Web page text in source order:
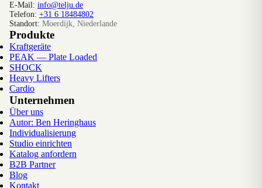
E-Mail: info@telju.de
Telefon: +31 6 18484802
Standort: Moerdijk, Niederlande
Produkte
Kraftgeräte
PEAK — Plate Loaded
SHOCK
Heavy Lifters
Cardio
Unternehmen
Über uns
Autor: Ben Heringhaus
Individualisierung
Studio einrichten
Katalog anfordern
B2B Partner
Blog
Kontakt